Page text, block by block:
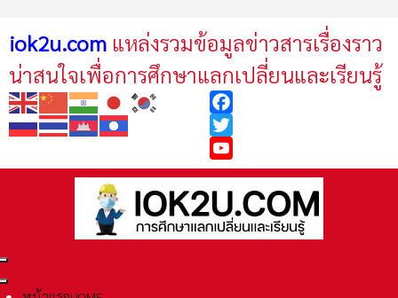
iok2u.com แหล่งรวมข้อมูลข่าวสารเรื่องราว
น่าสนใจเพื่อการศึกษาแลกเปลี่ยนและเรียนรู้
Facebook
Twitter
YouTube